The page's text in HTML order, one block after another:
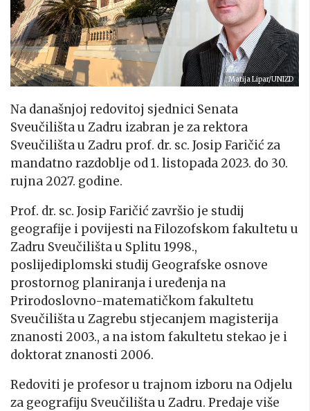
Matija Lipar/UNIZD
Na današnjoj redovitoj sjednici Senata
Sveučilišta u Zadru izabran je za rektora
Sveučilišta u Zadru prof. dr. sc. Josip Faričić za
mandatno razdoblje od 1. listopada 2023. do 30.
rujna 2027. godine.
Prof. dr. sc. Josip Faričić završio je studij
geografije i povijesti na Filozofskom fakultetu u
Zadru Sveučilišta u Splitu 1998.,
poslijediplomski studij Geografske osnove
prostornog planiranja i uređenja na
Prirodoslovno-matematičkom fakultetu
Sveučilišta u Zagrebu stjecanjem magisterija
znanosti 2003., a na istom fakultetu stekao je i
doktorat znanosti 2006.
Redoviti je profesor u trajnom izboru na Odjelu
za geografiju Sveučilišta u Zadru. Predaje više